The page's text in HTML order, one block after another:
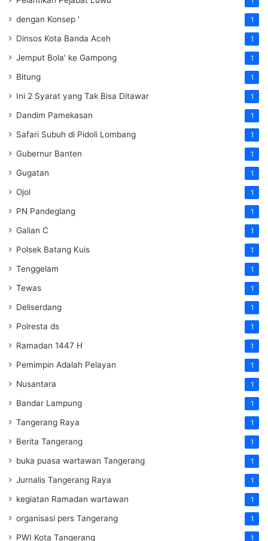
dengan Konsep ' 1
Dinsos Kota Banda Aceh 1
Jemput Bola' ke Gampong 1
Bitung 1
Ini 2 Syarat yang Tak Bisa Ditawar 1
Dandim Pamekasan 1
Safari Subuh di Pidoli Lombang 1
Gubernur Banten 1
Gugatan 1
Ojol 1
PN Pandeglang 1
Galian C 1
Polsek Batang Kuis 1
Tenggelam 1
Tewas 1
Deliserdang 1
Polresta ds 1
Ramadan 1447 H 1
Pemimpin Adalah Pelayan 1
Nusantara 1
Bandar Lampung 1
Tangerang Raya 1
Berita Tangerang 1
buka puasa wartawan Tangerang 1
Jurnalis Tangerang Raya 1
kegiatan Ramadan wartawan 1
organisasi pers Tangerang 1
PWI Kota Tangerang 1